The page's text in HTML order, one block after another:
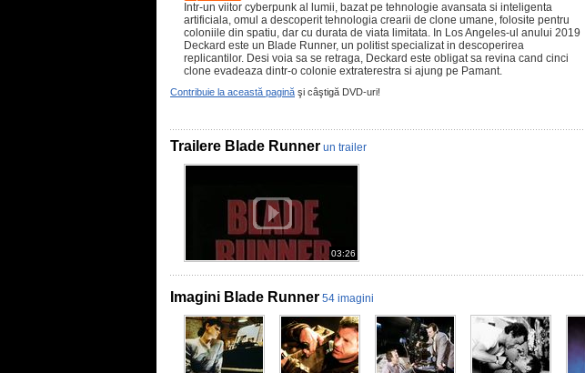
Intr-un viitor cyberpunk al lumii, bazat pe tehnologie avansata si inteligenta
artificiala, omul a descoperit tehnologia crearii de clone umane, folosite pentru
coloniile din spatiu, dar cu durata de viata limitata. In Los Angeles-ul anului 2019
Deckard este un Blade Runner, un politist specializat in descoperirea
replicantilor. Desi voia sa se retraga, Deckard este obligat sa revina cand cinci
clone evadeaza dintr-o colonie extraterestra si ajung pe Pamant.
Contribuie la această pagină şi câştigă DVD-uri!
Trailere Blade Runner un trailer
03:26
Imagini Blade Runner 54 imagini